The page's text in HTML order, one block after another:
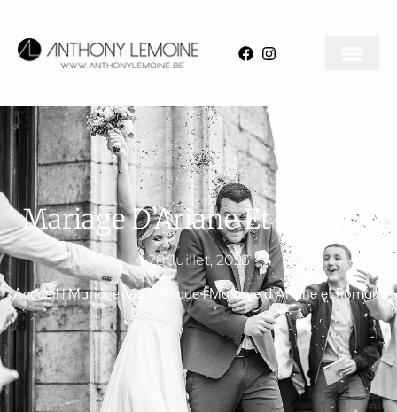
Mariage D’Ariane Et Romain
28 Juillet, 2023
Accueil|Mariages en Belgique|Mariage d’Ariane et Romain